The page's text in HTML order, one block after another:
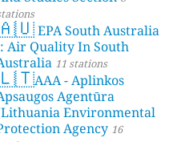
EPA South Australia
Air Quality In South
11 stations
AAA - Aplinkos
Agentūra
Environmental
Agency 16